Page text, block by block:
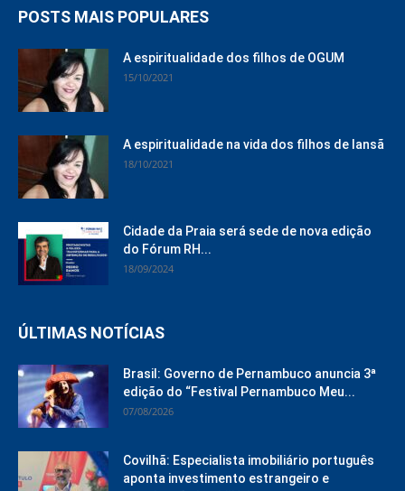
POSTS MAIS POPULARES
A espiritualidade dos filhos de OGUM
15/10/2021
A espiritualidade na vida dos filhos de Iansã
18/10/2021
Cidade da Praia será sede de nova edição
do Fórum RH...
18/09/2024
ÚLTIMAS NOTÍCIAS
Brasil: Governo de Pernambuco anuncia 3ª
edição do “Festival Pernambuco Meu...
07/08/2026
Covilhã: Especialista imobiliário português
aponta investimento estrangeiro e